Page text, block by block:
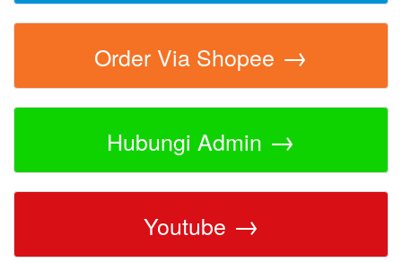
Order Via Shopee →
Hubungi Admin →
Youtube →